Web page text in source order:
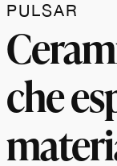
PULSAR
che